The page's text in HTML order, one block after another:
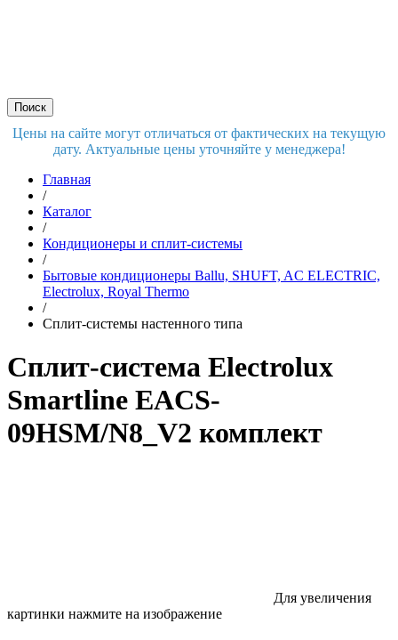
Цены на сайте могут отличаться от фактических на текущую
дату. Актуальные цены уточняйте у менеджера!
Главная
/
Каталог
/
Кондиционеры и сплит-системы
/
Бытовые кондиционеры Ballu, SHUFT, AC ELECTRIC,
Electrolux, Royal Thermo
/
Сплит-системы настенного типа
Сплит-система Electrolux
Smartline EACS-
09HSM/N8_V2 комплект
Для увеличения
картинки нажмите на изображение